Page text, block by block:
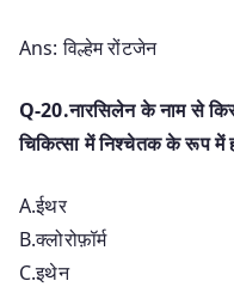
Ans: विल्हेम रोंटजेन
Q-20.नारसिलेन के नाम से
चिकित्सा में निश्चेतक के रूप में
A.ईथर
B.क्लोरोफ़ॉर्म
C.इथेन